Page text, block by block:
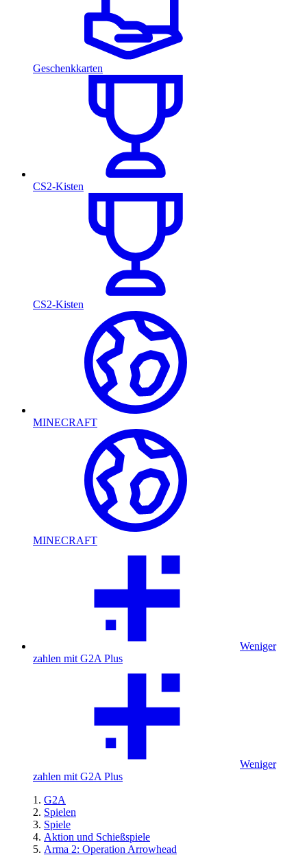
Geschenkkarten
CS2-Kisten
CS2-Kisten
MINECRAFT
MINECRAFT
Weniger
zahlen mit G2A Plus
Weniger
zahlen mit G2A Plus
G2A
Spielen
Spiele
Aktion und Schießspiele
Arma 2: Operation Arrowhead